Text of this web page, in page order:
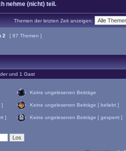
nehme (nicht) teil.
Themen der letzten Zeit anzeigen:
2
[ 87 Themen ]
und 1 Gast
Keine ungelesenen Beiträge
] Keine ungelesenen Beiträge [ beliebt ]
] Keine ungelesenen Beiträge [ gesperrt ]